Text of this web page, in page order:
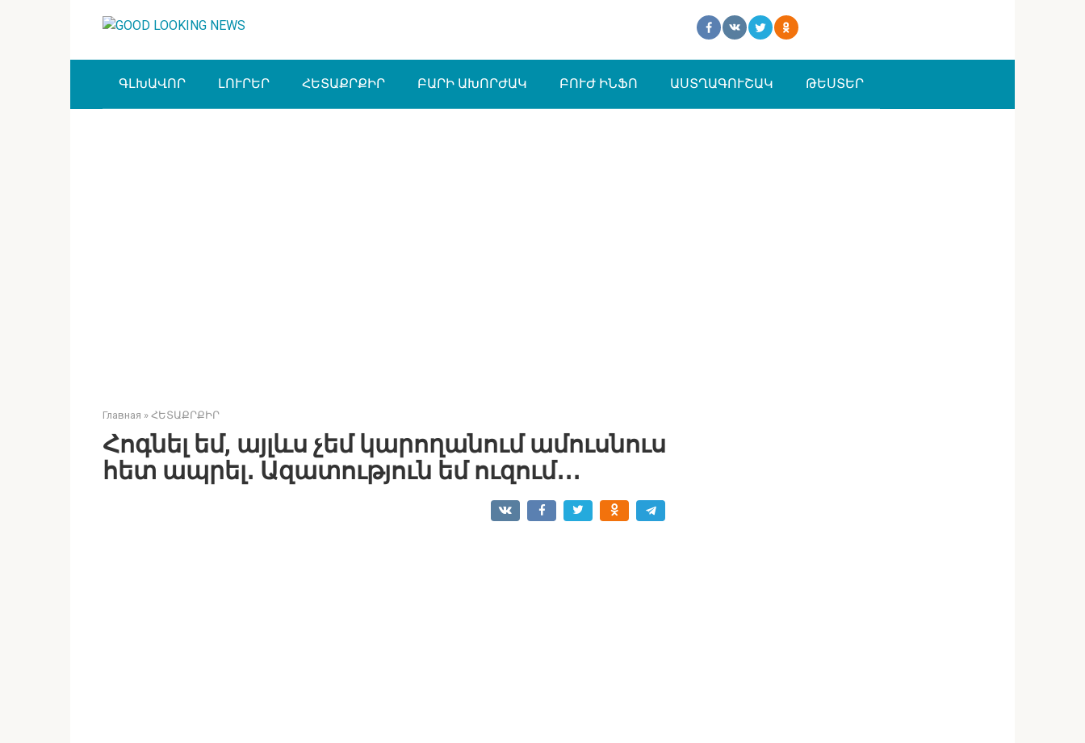
ԳԼԽԱՎՈՐ ԼՈՒՐԵՐ ՀԵՏԱՔՐՔԻՐ ԲԱՐԻ ԱԽՈՐԺԱԿ ԲՈՒԺ ԻՆՖՈ ԱՍՏՂԱԳՈՒՇԱԿ ԹԵՍՏԵՐ
Главная » ՀԵՏԱՔՐՔԻՐ
Հոգնել եմ, այլևս չեմ կարողանում ամուսնուս
հետ ապրել․ Ազատություն եմ ուզում․․․